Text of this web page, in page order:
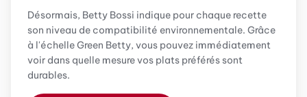
Désormais, Betty Bossi indique pour chaque recette
son niveau de compatibilité environnementale. Grâce
à l'échelle Green Betty, vous pouvez immédiatement
voir dans quelle mesure vos plats préférés sont
durables.